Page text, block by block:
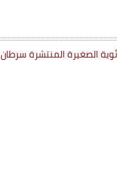
الصغيرة المنتشرة سرطان